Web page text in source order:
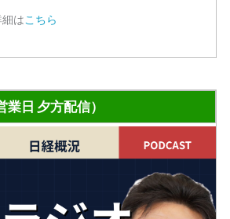
はこちら
日 夕方配信）